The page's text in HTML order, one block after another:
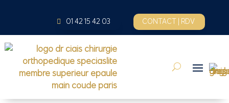
01 42 15 42 03 CONTACT | RDV